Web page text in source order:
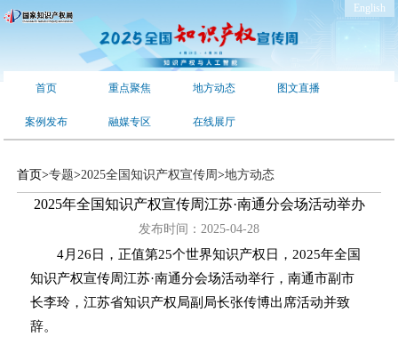
English
首页 重点聚焦 地方动态 图文直播
案例发布 融媒专区 在线展厅
首页>专题>2025全国知识产权宣传周>地方动态
2025年全国知识产权宣传周江苏·南通分会场活动举办
发布时间：2025-04-28
4月26日，正值第25个世界知识产权日，2025年全国
知识产权宣传周江苏·南通分会场活动举行，南通市副市
长李玲，江苏省知识产权局副局长张传博出席活动并致
辞。